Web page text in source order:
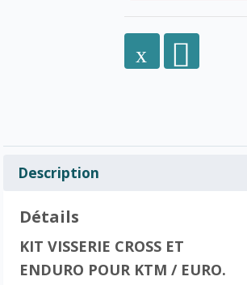
Description
Détails
KIT VISSERIE CROSS ET
ENDURO POUR KTM / EURO.